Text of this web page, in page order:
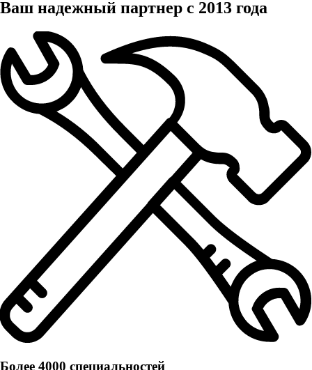
Ваш надежный партнер с 2013 года
Более 4000 специальностей